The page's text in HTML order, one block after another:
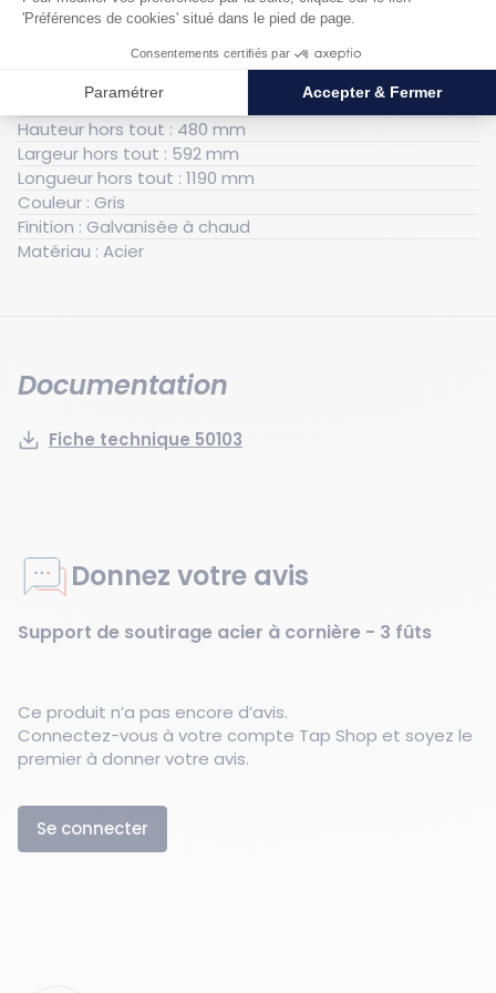
Nombre de fûts : 3
Hauteur hors tout : 480 mm
Largeur hors tout : 592 mm
Longueur hors tout : 1190 mm
Couleur : Gris
Finition : Galvanisée à chaud
Matériau : Acier
Documentation
Fiche technique 50103
Donnez votre avis
Support de soutirage acier à cornière - 3 fûts
Ce produit n’a pas encore d’avis.
Connectez-vous à votre compte Tap Shop et soyez le
premier à donner votre avis.
Se connecter